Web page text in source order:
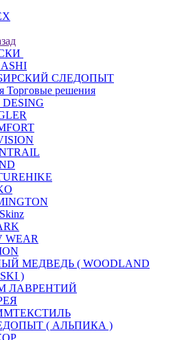
СЛЕДОПЫТ
Торговые решения
DESING
WEAR
МЕДВЕДЬ ( WOODLAND
)
ЛАВРЕНТИЙ
( АЛЬПИКА )